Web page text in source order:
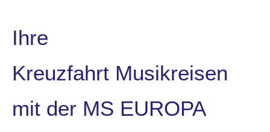
Ihre
Kreuzfahrt Musikreisen
mit der MS EUROPA